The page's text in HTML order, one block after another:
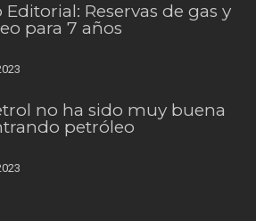
Editorial: Reservas de gas y
para 7 años
no ha sido muy buena
petróleo